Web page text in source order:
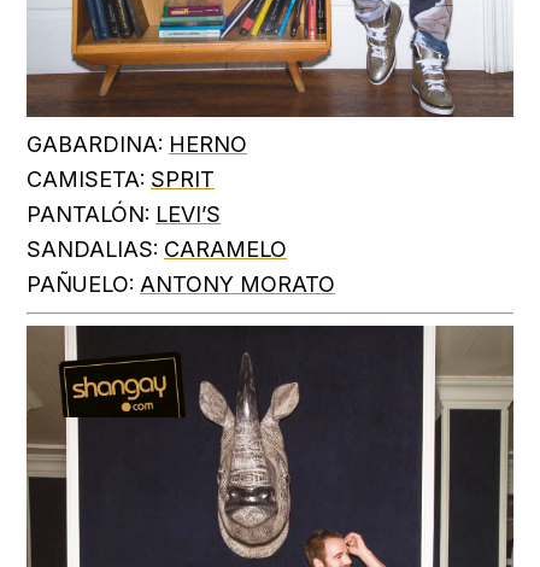
GABARDINA: HERNO
CAMISETA: SPRIT
PANTALÓN: LEVI’S
SANDALIAS: CARAMELO
PAÑUELO: ANTONY MORATO